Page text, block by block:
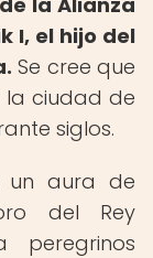
I, el hijo del
Se cree que
la ciudad de
siglos.
un aura de
del Rey
peregrinos